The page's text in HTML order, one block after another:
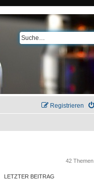
Registrieren
42 Themen
LETZTER BEITRAG